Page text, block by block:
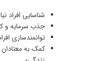
شناسایی افراد
جذب سرمایه و
توانمندسازی
کمک به معتادان